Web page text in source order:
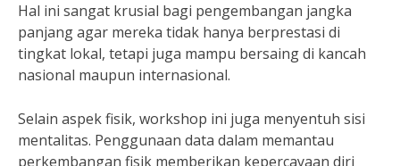
Hal ini sangat krusial bagi pengembangan jangka
panjang agar mereka tidak hanya berprestasi di
tingkat lokal, tetapi juga mampu bersaing di kancah
nasional maupun internasional.
Selain aspek fisik, workshop ini juga menyentuh sisi
mentalitas. Penggunaan data dalam memantau
perkembangan fisik memberikan kepercayaan diri